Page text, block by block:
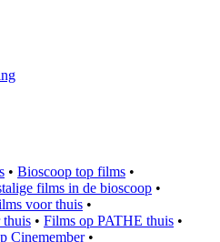
• Bioscoop top films •
films in de bioscoop •
voor thuis •
• Films op PATHE thuis •
Cinemember•